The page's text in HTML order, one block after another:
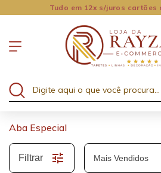
Tudo em 12x s/juros cartões
Aba Especial
Filtrar